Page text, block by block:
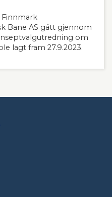
Finnmark
Bane AS gått gjennom
om
lagt fram 27.9.2023.